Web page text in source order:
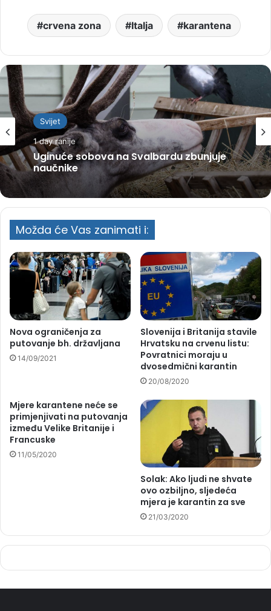
crvena zona Italja karantena
Svijet
1 day ranije
Uginuće sobova na Svalbardu zbunjuje
naučnike
Možda će Vas zanimati i:
Nova ograničenja za
putovanje bh. državljana
14/09/2021
Slovenija i Britanija stavile
Hrvatsku na crvenu listu:
Povratnici moraju u
dvosedmični karantin
20/08/2020
Mjere karantene neće se
primjenjivati na putovanja
između Velike Britanije i
Francuske
11/05/2020
Solak: Ako ljudi ne shvate
ovo ozbiljno, sljedeća
mjera je karantin za sve
21/03/2020